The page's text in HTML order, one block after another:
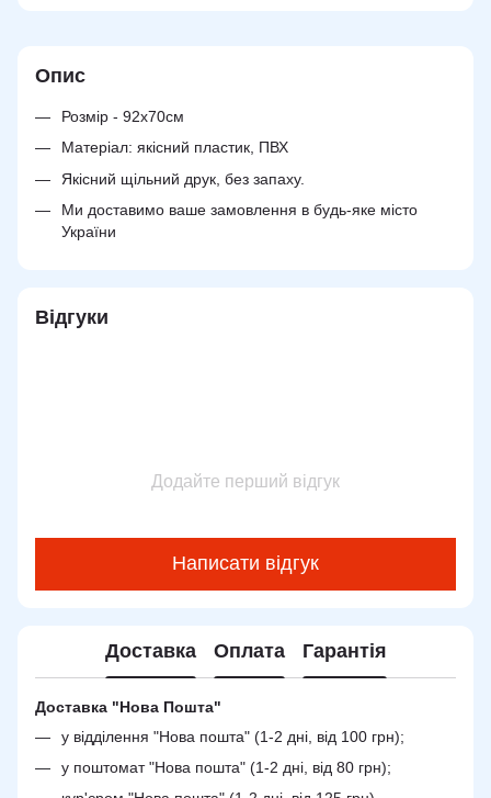
Опис
Розмір - 92х70см
Матеріал: якісний пластик, ПВХ
Якісний щільний друк, без запаху.
Ми доставимо ваше замовлення в будь-яке місто
України
Відгуки
Додайте перший відгук
Написати відгук
Доставка Оплата Гарантія
Доставка "Нова Пошта"
у відділення "Нова пошта" (1-2 дні, від 100 грн);
у поштомат "Нова пошта" (1-2 дні, від 80 грн);